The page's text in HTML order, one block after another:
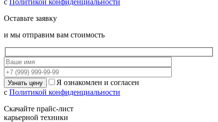
с Политикой конфиденциальности
Оставьте заявку
и мы отправим вам стоимость
Я ознакомлен и согласен
с Политикой конфиденциальности
Скачайте прайс-лист
карьерной техники